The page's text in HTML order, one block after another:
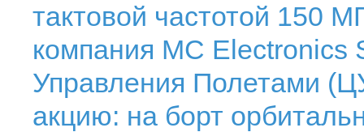
тактовой частотой 150
компания MC Electronics
Управления Полетами
акцию: на борт